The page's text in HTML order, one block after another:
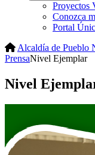
Proyectos
Conozca
Portal
Alcaldía de Pueblo
PrensaNivel Ejemplar
Nivel